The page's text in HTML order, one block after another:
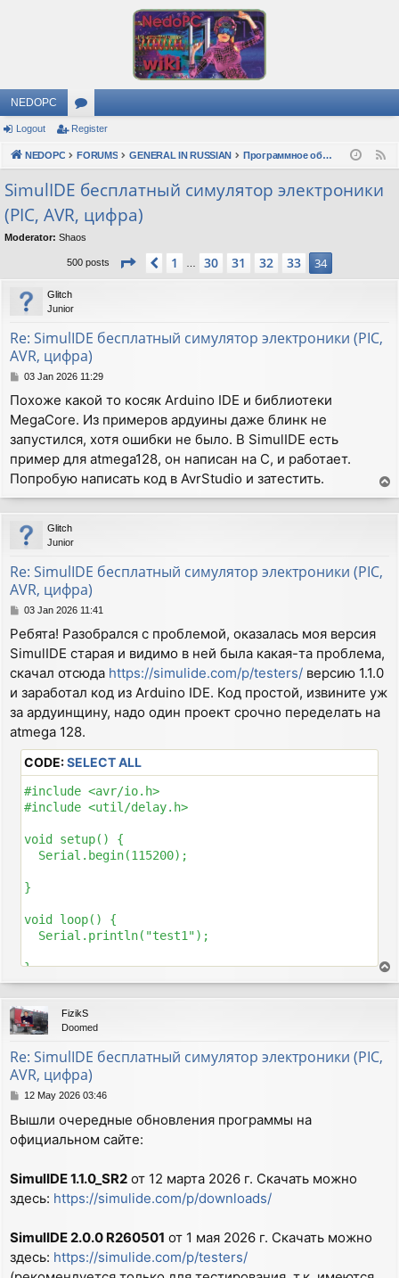
NEDOPC
or
u
m
Logout Register
NEDOPC FORUMS GENERAL IN RUSSIAN Программное обеспечение
SimulIDE бесплатный симулятор электроники
(PIC, AVR, цифра)
Moderator: Shaos
500 posts Page 34 of 34
Previous
1 30 31 32 33 34
Glitch
Junior
Re: SimulIDE бесплатный симулятор электроники (PIC,
AVR, цифра)
P
s
t
03 Jan 2026 11:29
Похоже какой то косяк Arduino IDE и библиотеки
MegaCore. Из примеров ардуины даже блинк не
запустился, хотя ошибки не было. В SimulIDE есть
пример для atmega128, он написан на С, и работает.
Попробую написать код в AvrStudio и затестить.
o
p
Glitch
Junior
Re: SimulIDE бесплатный симулятор электроники (PIC,
AVR, цифра)
P
s
t
03 Jan 2026 11:41
Ребята! Разобрался с проблемой, оказалась моя версия
SimulIDE старая и видимо в ней была какая-та проблема,
скачал отсюда https://simulide.com/p/testers/ версию 1.1.0
и заработал код из Arduino IDE. Код простой, извините уж
за ардуинщину, надо один проект срочно переделать на
atmega 128.
CODE:SELECT ALL
#include <avr/io.h>
#include <util/delay.h>
void setup() {
  Serial.begin(115200);
}
void loop() {
  Serial.println("test1");
o
p
FizikS
Doomed
Re: SimulIDE бесплатный симулятор электроники (PIC,
AVR, цифра)
P
s
t
12 May 2026 03:46
Вышли очередные обновления программы на
официальном сайте:
SimulIDE 1.1.0_SR2 от 12 марта 2026 г. Скачать можно
здесь: https://simulide.com/p/downloads/
SimulIDE 2.0.0 R260501 от 1 мая 2026 г. Скачать можно
здесь: https://simulide.com/p/testers/